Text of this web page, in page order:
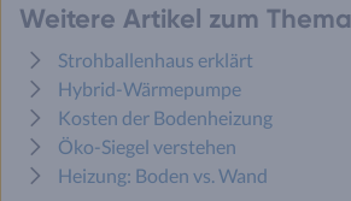
Weitere Artikel zum Thema
Strohballenhaus erklärt
Hybrid-Wärmepumpe
Kosten der Bodenheizung
Öko-Siegel verstehen
Heizung: Boden vs. Wand